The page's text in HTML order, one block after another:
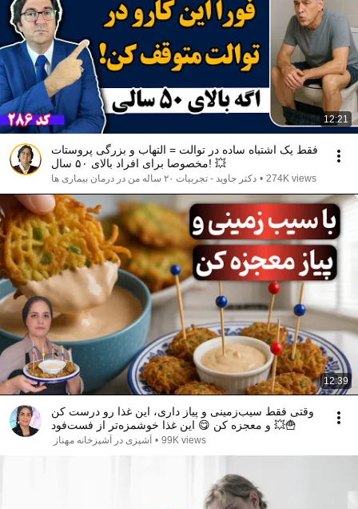
12:21
فقط یک اشتباه ساده در توالت = التهاب و بزرگی پروستات
مخصوصا برای افراد بالای ۵۰ سال! 💥
دکتر جاوید - تجربیات ۲۰ ساله من در درمان بیماری ها • 274K views
12:39
وقتی فقط سیب‌زمینی و پیاز داری، این غذا رو درست کن
و معجزه کن 😋 این غذا خوشمزه‌تر از فست‌فود 💥🍟
آشپزی در آشپزخانه مهناز • 99K views